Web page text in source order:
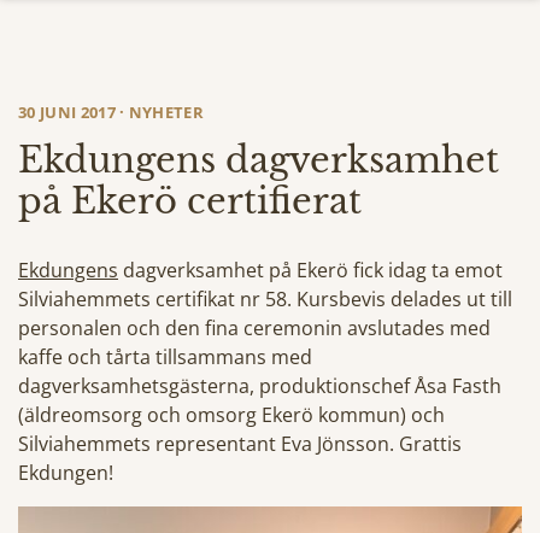
30 JUNI 2017 · NYHETER
Ekdungens dagverksamhet
på Ekerö certifierat
Ekdungens dagverksamhet på Ekerö fick idag ta emot
Silviahemmets certifikat nr 58. Kursbevis delades ut till
personalen och den fina ceremonin avslutades med
kaffe och tårta tillsammans med
dagverksamhetsgästerna, produktionschef Åsa Fasth
(äldreomsorg och omsorg Ekerö kommun) och
Silviahemmets representant Eva Jönsson. Grattis
Ekdungen!